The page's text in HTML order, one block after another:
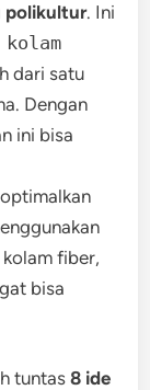
polikultur. Ini
dari satu
Dengan
ini bisa
kolam fiber,
bisa
tuntas8 ide